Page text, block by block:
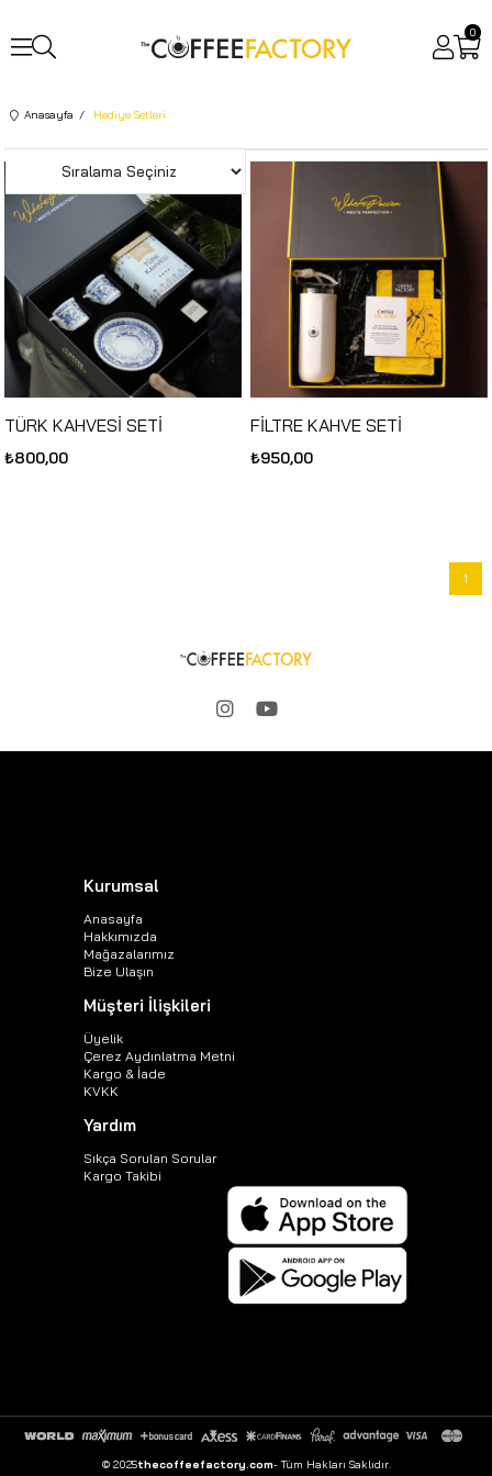
0
Anasayfa Hediye Setleri
TÜRK KAHVESİ SETİ
₺800,00
FİLTRE KAHVE SETİ
₺950,00
1
Kurumsal
Anasayfa
Hakkımızda
Mağazalarımız
Bize Ulaşın
Müşteri İlişkileri
Üyelik
Çerez Aydınlatma Metni
Kargo & İade
KVKK
Yardım
Sıkça Sorulan Sorular
Kargo Takibi
© 2025thecoffeefactory.com- Tüm Hakları Saklıdır.